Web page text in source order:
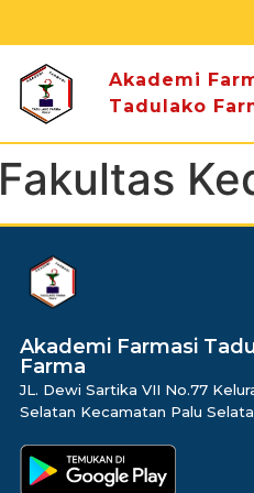
Akademi
Tadulako
Fakultas
Akademi Farmasi
Farma
JL. Dewi Sartika VII No.77
Selatan Kecamatan Palu